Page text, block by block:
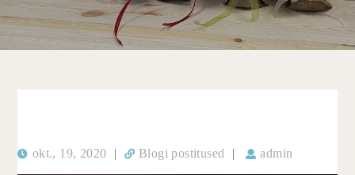
okt., 19, 2020 | Blogi postitused | admin